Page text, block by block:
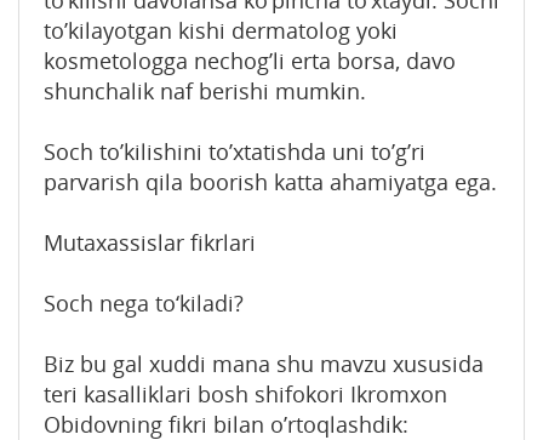
to’kilayotgan kishi dermatolog yoki
kosmetologga nechog’li erta borsa, davo
shunchalik naf berishi mumkin.
Soch to’kilishini to’xtatishda uni to’g’ri
parvarish qila boorish katta ahamiyatga ega.
Mutaxassislar fikrlari
Soch nega to‘kiladi?
Biz bu gal xuddi mana shu mavzu xususida
tеri kasalliklari bоsh shifоkоri Ikrоmxоn
Оbidоvning fikri bilan o’rtоqlashdik: